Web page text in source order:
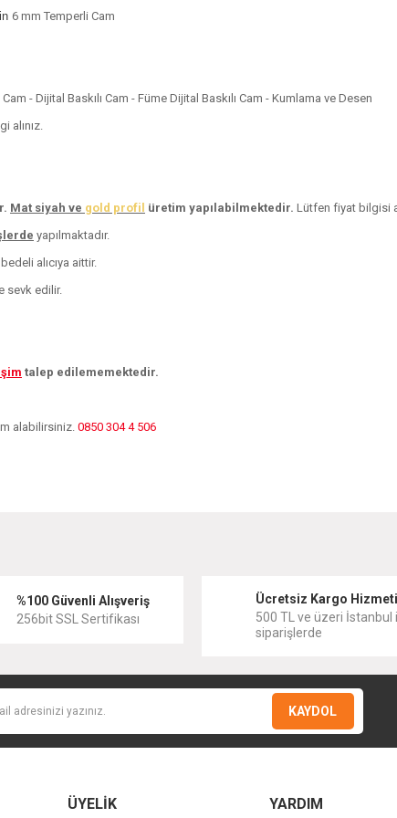
6 mm Temperli Cam
- Dijital Baskılı Cam - Füme Dijital Baskılı Cam - Kumlama ve Desen
alınız.
Mat siyah ve gold profil üretim yapılabilmektedir. Lütfen fiyat bilgisi
yapılmaktadır.
alıcıya aittir.
sevk edilir.
talep edilememektedir.
alabilirsiniz. 0850 304 4 506
%100 Güvenli Alışveriş
256bit SSL Sertifikası
Ücretsiz Kargo Hizmeti
500 TL ve üzeri İstanbul
siparişlerde
KAYDOL
ÜYELİK YARDIM